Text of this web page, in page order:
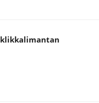
klikkalimantan